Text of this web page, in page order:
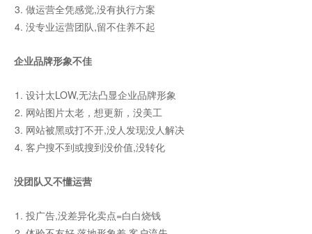
做运营全凭感觉,没有执行方案
没专业运营团队,留不住养不起
企业品牌形象不佳
设计太LOW,无法凸显企业品牌形象
网站图片太老，想更新，没美工
网站被黑或打不开,没人发现没人解决
客户搜不到或搜到没价值,没转化
没团队又不懂运营
投广告,没差异化卖点=白白烧钱